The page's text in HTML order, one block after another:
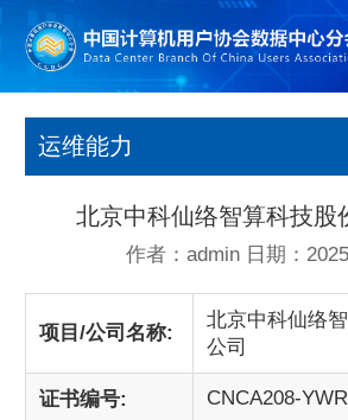
运维能力
北京中科仙络智算科技股
作者：admin 日期：
项目/公司名称:
北京中科仙络
公司
证书编号: CNCA208-